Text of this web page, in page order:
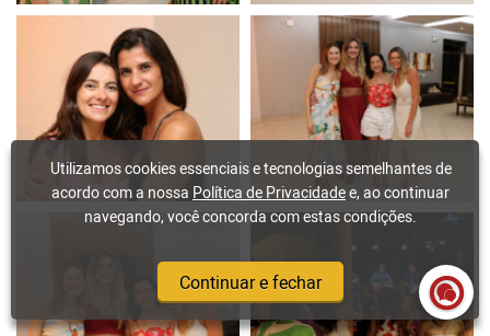
Utilizamos cookies essenciais e tecnologias semelhantes de
acordo com a nossa Política de Privacidadee, ao continuar
navegando, você concorda com estas condições.
Continuar e fechar